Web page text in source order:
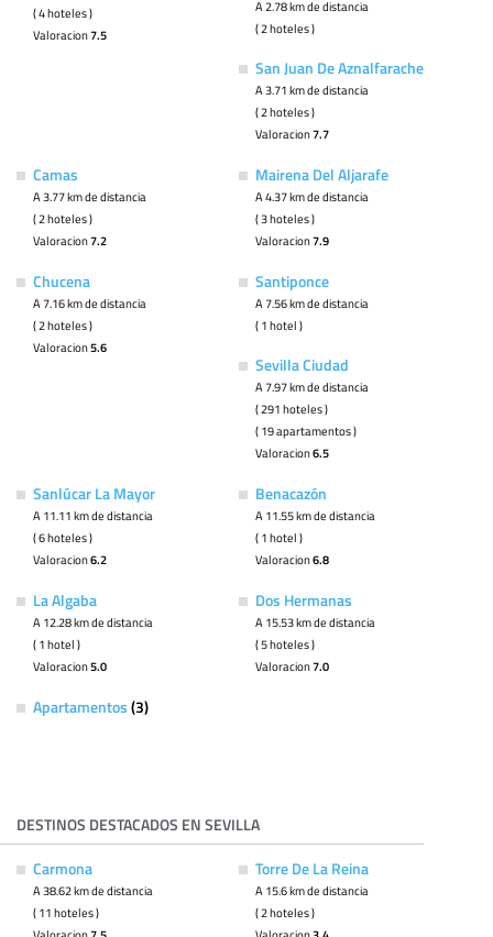
( 4 hoteles )
Valoracion7.5
A 2.78 km de distancia
( 2 hoteles )
San Juan De Aznalfarache
A 3.71 km de distancia
( 2 hoteles )
Valoracion7.7
Camas
A 3.77 km de distancia
( 2 hoteles )
Valoracion7.2
Mairena Del Aljarafe
A 4.37 km de distancia
( 3 hoteles )
Valoracion7.9
Chucena
A 7.16 km de distancia
( 2 hoteles )
Valoracion5.6
Santiponce
A 7.56 km de distancia
( 1 hotel )
Sevilla Ciudad
A 7.97 km de distancia
( 291 hoteles )
( 19 apartamentos )
Valoracion6.5
Sanlúcar La Mayor
A 11.11 km de distancia
( 6 hoteles )
Valoracion6.2
Benacazón
A 11.55 km de distancia
( 1 hotel )
Valoracion6.8
La Algaba
A 12.28 km de distancia
( 1 hotel )
Valoracion5.0
Dos Hermanas
A 15.53 km de distancia
( 5 hoteles )
Valoracion7.0
Apartamentos (3)
DESTINOS DESTACADOS EN SEVILLA
Carmona
A 38.62 km de distancia
( 11 hoteles )
Torre De La Reina
A 15.6 km de distancia
( 2 hoteles )